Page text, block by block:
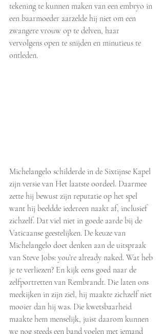
tekening te kunnen maken van een embryo in
een baarmoeder aarzelde hij niet om een
zwangere vrouw op te delven, haar
vervolgens open te snijden en minutieus te
ontleden.
​Michelangelo schilderde in de Sixtijnse Kapel
zijn versie van Het laatste oordeel. Daarmee
zette hij bewust zijn reputatie op het spel
want hij beeldde iedereen naakt af, inclusief
zichzelf. Dat viel niet in goede aarde bij de
Vaticaanse geestelijken. De keuze van
Michelangelo doet denken aan de uitspraak
van Steve Jobs: you’re already naked. Wat heb
je te verliezen? En kijk eens goed naar de
zelfportretten van Rembrandt. Die laten ons
meekijken in zijn ziel, hij maakte zichzelf niet
mooier dan hij was. Die kwetsbaarheid
maakte hem menselijk, juist daarom kunnen
we nog steeds een band voelen met iemand